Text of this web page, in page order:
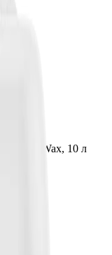
Gloss Wax, 10 л